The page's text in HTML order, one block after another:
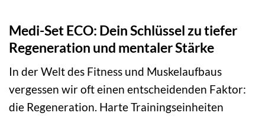
Medi-Set ECO: Dein Schlüssel zu tiefer
Regeneration und mentaler Stärke
In der Welt des Fitness und Muskelaufbaus
vergessen wir oft einen entscheidenden Faktor:
die Regeneration. Harte Trainingseinheiten